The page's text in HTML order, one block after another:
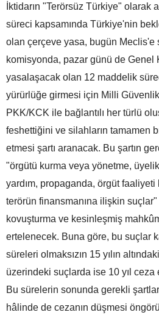
İktidarın "Terörsüz Türkiye" olarak
süreci kapsamında Türkiye'nin
olan çerçeve yasa, bugün Meclis'e
komisyonda, pazar günü de Genel
yasalaşacak olan 12 maddelik
yürürlüğe girmesi için Milli
PKK/KCK ile bağlantılı her türlü
feshettiğini ve silahların tamamen
etmesi şartı aranacak. Bu şartın
"örgütü kurma veya yönetme,
yardım, propaganda, örgüt
terörün finansmanına ilişkin
kovuşturma ve kesinleşmiş
ertelenecek. Buna göre, bu suçlar
süreleri olmaksızın 15 yılın
üzerindeki suçlarda ise 10 yıl
Bu sürelerin sonunda gerekli
hâlinde de cezanın düşmesi